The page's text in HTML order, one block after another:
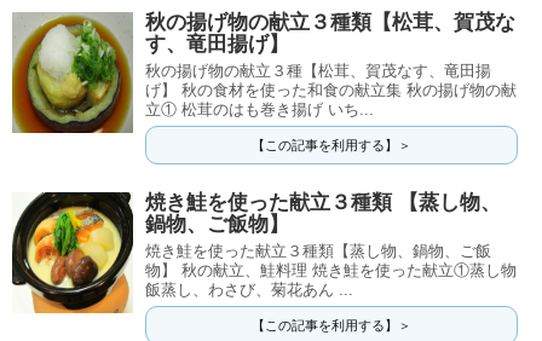
秋の揚げ物の献立３種類【松茸、賀茂な
す、竜田揚げ】
秋の揚げ物の献立３種【松茸、賀茂なす、竜田揚
げ】 秋の食材を使った和食の献立集 秋の揚げ物の献
立① 松茸のはも巻き揚げ いち...
【この記事を利用する】＞
焼き鮭を使った献立３種類 【蒸し物、
鍋物、ご飯物】
焼き鮭を使った献立３種類【蒸し物、鍋物、ご飯
物】 秋の献立、鮭料理 焼き鮭を使った献立①蒸し物
飯蒸し、わさび、菊花あん ...
【この記事を利用する】＞